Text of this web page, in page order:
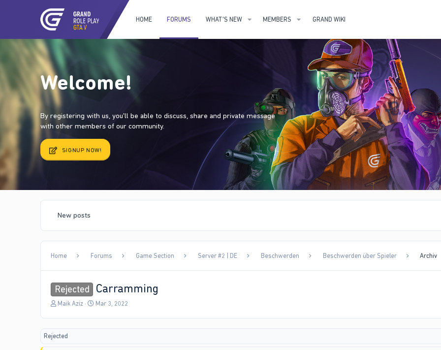
HOME FORUMS WHAT'S NEW MEMBERS GRAND WIKI
Welcome!
By registering with us, you'll be able to discuss, share and private message
with other members of our community.
SIGNUP NOW!
New posts
Home Forums Game Section Server #2 | DE Beschwerden Beschwerden über Spieler Archiv
Rejected Carramming
T
a
Maik Aziz
SMar 3, 2022
Rejected